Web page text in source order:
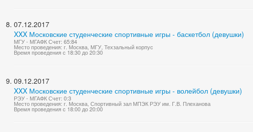
07.12.2017
XXX Московские студенческие спортивные игры - баскетбол (девушки)
МГУ - МГАФК Счет: 65:84
Место проведения: г. Москва, МГУ, Техзальный корпус
Время проведения с 18:30 до 20:30
09.12.2017
XXX Московские студенческие спортивные игры - волейбол (девушки)
РЭУ - МГАФК Счет: 0:3
Место проведения: г. Москва, Спортивный зал МПЭК РЭУ им. Г.В. Плеханова
Время проведения с 18:00 до 20:00